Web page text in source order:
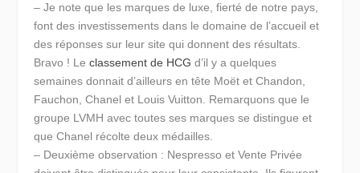
– Je note que les marques de luxe, fierté de notre pays,
font des investissements dans le domaine de l’accueil et
des réponses sur leur site qui donnent des résultats.
Bravo ! Leclassement de HCG d’il y a quelques
semaines donnait d’ailleurs en tête Moët et Chandon,
Fauchon, Chanel et Louis Vuitton. Remarquons que le
groupe LVMH avec toutes ses marques se distingue et
que Chanel récolte deux médailles.
– Deuxième observation : Nespresso et Vente Privée